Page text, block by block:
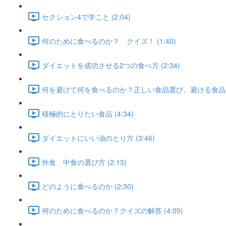
セクション4で学こと (2:04)
何のために食べるのか？ クイズ！ (1:40)
ダイエットを成功させる2つの食べ方 (2:34)
何を避けて何を食べるのか？正しい食品選び、避ける食
積極的にとりたい食品 (4:34)
ダイエットにいい油のとり方 (3:46)
外食 中食の選び方 (2:13)
どのように食べるのか (2:30)
何のために食べるのか？クイズの解答 (4:09)